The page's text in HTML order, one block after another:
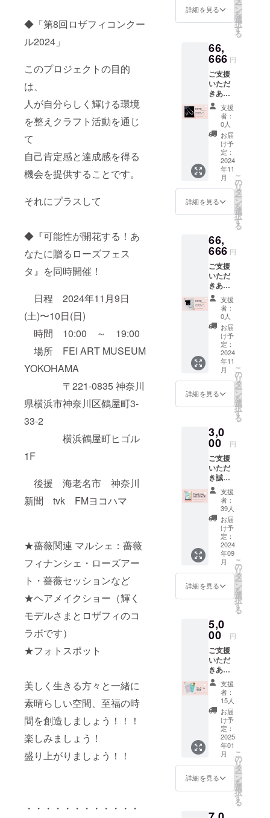
◆「第8回ロザフィコンクー
ル2024」
このプロジェクトの目的
は、
人が自分らしく輝ける環境
を整えクラフト活動を通じ
て
自己肯定感と達成感を得る
機会を提供することです。
それにプラスして
◆『可能性が開花する！あ
なたに贈るローズフェス
タ』を同時開催！
日程 2024年11月9日
(土)〜10日(日)
時間 10:00 ～ 19:00
場所 FEI ART MUSEUM
YOKOHAMA
〒221-0835 神奈川
県横浜市神奈川区鶴屋町3-
33-2
横浜鶴屋町ヒゴル
1F
後援 海老名市 神奈川
新聞 tvk FMヨコハマ
★薔薇関連 マルシェ：薔薇
フィナンシェ・ローズアー
ト・薔薇セッションなど
★ヘアメイクショー（輝く
モデルさまとロザフィのコ
ラボです）
★フォトスポット
美しく生きる方々と一緒に
素晴らしい空間、至福の時
間を創造しましょう！！！
楽しみましょう！
盛り上がりましょう！！
・・・・・・・・・・・・
です。
《ロザ
花の部
分の素
材は紙
で出来
ていま
す。 仕
上げに
専用ニ
スによ
るコー
ティン
グを施
してい
ますの
で、軽
くて丈
夫で
す。
《サイ
長
71cm
《使用
素材》
紙・紙
専用
コー
ティン
グ剤・
アメジ
ストの
さざれ
石・ガ
ラス
玉・プ
ラビー
ズ・
メッキ
金具・
ンコー
トワイ
ヤー
《金具
の色》
シル
バー
《お取
り扱い
につい
て》 ※
メッキ
金属を
使用し
ていま
す。金
具の変
色・金
属アレ
の方は
ご注意
くださ
い。 ※
花は紙
で出来
ていま
す。
コー
ティン
グを施
してあ
ります
が、強
く押し
たり
引っ
破損し
ても軽
いのも
す。 特
別な
シーン
はもち
ろん、
普段使
いとし
てシン
プルな
お洋服
に合わ
せてい
ただい
ても素
敵です♪
フィ》
花の部
材は紙
で出来
ていま
す。 仕
上げに
専用ニ
スによ
るコー
ティン
グを施
してい
ますの
で、軽
くて丈
夫で
す。
《サイ
ズ》
43cm+
スター
5.5cm
全長
50cm
《使用
素材》
紙・紙
専用
コー
ティン
グ剤・
七宝焼
ビー
ズ・
コット
ンパー
ル・プ
ラビー
ズ・
金具・
ナイロ
ンコー
トワイ
ヤー
《金具
の色》
アン
ティー
クゴー
ルド
《お取
り扱い
につい
て》 ※
メッキ
金属を
使用し
ていま
具の変
ので、
かなり
さそう♪
長さ
は、縦
のライ
ンを強
調し全
身を
スッキ
リとし
たイ
メージ
に見せ
てくれ
る長さ
でもあ
る70cm
マグ
ネット
外しも
とって
も簡単♪
頭から
スッポ
リ被れ
る長さ
でもあ
るので
使いや
すさは
保証付
き！ 特
別な
シーン
ろん、
普段使
てお使
いいた
だいて
も素敵
ですよ♪
ロング
ネック
レスっ
て何か
と使い
やすく
て便利
ですよ
ね♪ お
手元に1
本、い
かがで
しょ
う。
フィ》
花の部
分の素
材は紙
で出来
ていま
す。 仕
上げに
専用ニ
スによ
るコー
ティン
グを施
してい
ますの
で、軽
くて丈
夫で
す。
ズ》 全
いただ
なお、1
支援あ
たり別
途シス
テム利
用料
（※）が
発生い
たしま
す。
（※）シ
ステム
利用料
支援金
額が1万
の場
合：228
円
支援
金額が1
万円以
上の場
合：支
援金額
2.27%
＋消費
ビーズ
た
（笑）
「よ
し！こ
れでロ
ング
ネック
レスを
作ろ
う！」
という
こと
で、
ターコ
イズブ
ルー色
でロザ
という
球体を
作り、
軽い
コット
ンパー
ルも組
み合わ
せて仕
上げま
した。
ロング
ネック
レスっ
て何か
やすく
て便利
さは、
縦のラ
インを
強調し
全身を
スッキ
リとし
たイ
メージ
に見せ
てくれ
る長さ
でもあ
る61cm
立ち姿
く見せ
てくれ
ジャス
ターに
より
65cmま
で長さ
調節も
可能で
す。 特
別な
シーン
はもち
ろん、
普段使
いとし
ても是
いくだ
さい♪
フィ》
・・・
・・・
・・・
ンセス
雅の
ハー
ト』 少
し大き
な額作
品にな
りま
す。 ロ
ザフィ
の中で
も最も
リアル
なバラ
を表現
した
「プリ
定講師
のみが
習得で
きる
「雅〜
MIYABI
〜」を
贅沢に
貼り合
わせて
作られ
た作品
です。
「プリ
ンセ
ス」
は、武
Asami-
作
「雅〜
MIYABI
〜」
は、こ
の花の
生みの
親でも
ある、
はんみ
自らが
制作 全
体制
作・監
はんみ
となっ
3人によ
る合作
プロ
ジェク
ト作
品！ ＼
置いて
も掛け
ても
飾って
いただ
けま
す。 こ
ちらの
作品は
のコー
ティン
詳細を見る ー
ン
を
選
択
す
る
66,
666 円
ご支援
いただ
きあり
がとう
ござい
ます。
《リ
ターン
特典》
●ロザ
フィと
いえば
「ジュ
リア」
技術
力の結
るジュ
リアの
ネック
レスで
す
コット
ンパー
ルとの
組み合
わせの
ため
身につ
けてい
ること
を忘れ
るほど
の軽さ
す。
耳飾り
は、ピ
アスま
たはイ
ヤリン
グかど
ちらか
をご選
択くだ
さい
146色の
中から
お好
きな色
を選ん
でいた
す デ
ザイン
は画像
の通り
です
球体の
パーツ
（ジュ
リア）
部分の
色をお
選びい
ただけ
ます ※
オンラ
て打合
せ ※詳
支援
者：
0人
お届
け予
定：
2024
年11
月
詳細を見る
こ
の
リ
タ
ー
ン
を
選
択
す
る
66,
666 円
ご支援
いただ
きあり
がとう
ござい
ます。
《リ
ターン
特典》
●ロザ
フィと
いえば
「ジュ
リア」
技術
力の結
るジュ
リアの
ネック
レスで
す
146色の
中から
お好
きな色
を選ん
でいた
だき、
制作い
たしま
周りに
は繊細
いま
す。
カジュ
アルに
も
フォー
マルに
もお使
いいた
だけま
ザイン
は画像
の通り
です
球体の
パーツ
支援
者：
0人
お届
け予
定：
2024
年11
月
詳細を見る
こ
の
リ
タ
ー
ン
を
選
択
す
る
3,0
00 円
ご支援
いただ
き誠に
ありが
とうご
ざいま
す。 た
だ応援
した
い、支
援した
いとい
う方へ
《リ
ターン
特典》
気持ち
を込め
てお礼
のメー
ルをお
送りさ
せてい
ただき
ます。
※ご支援
をして
いただ
く際
に、ど
のリ
ターン
も『上
とがで
支援
者：
39人
お届
け予
定：
2024
年09
月
詳細を見る
こ
の
リ
タ
ー
ン
を
選
択
す
る
5,0
00 円
ご支援
いただ
きあり
がとう
ござい
ます。
《リ
ターン
特典》
●【ロザ
フィコ
ンクー
ル2024
作品
集】を
お届け
す。
支援
者：
15人
お届
け予
定：
2025
年01
月
詳細を見る
こ
の
リ
タ
ー
ン
を
選
択
す
る